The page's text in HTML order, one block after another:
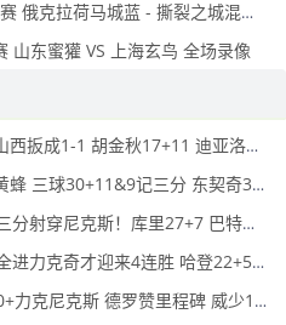
2026年01月15日G联赛常规赛 俄克拉荷马城蓝 - 撕裂之城混音 全场录像
山东蜜獾 VS 上海玄鸟 全场录像
2026年05月10日 广厦客胜山西扳成1-1 胡金秋17+11 迪亚洛关键上篮不中
2026年01月16日 湖人不敌黄蜂 三球30+11&9记三分 东契奇39分 詹姆斯29+9+6
2026年01月16日 勇士20记三分射穿尼克斯！库里27+7 巴特勒32+8 穆迪三分9中7
2026年01月15日 快船27罚全进力克奇才迎来4连胜 哈登22+5+8 伦纳德33分4断
2026年01月15日 国王3人20+力克尼克斯 德罗赞里程碑 威少11助 布伦森伤退